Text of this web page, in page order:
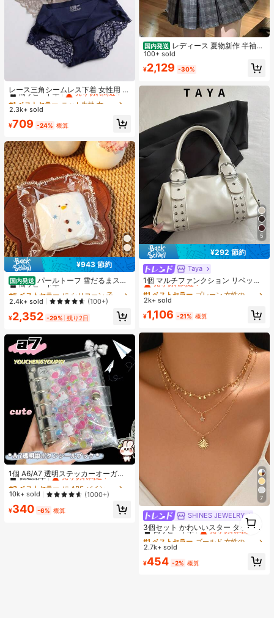
レース三角シームレス下着 女性用 3
枚入り ブレスアップ
高リピート率
売り切れ間近！
#1 ベストセラー
ニット生地 女性用ブリーフ
高リピート率
#1 ベストセラー
ニット生地 女性用ブリーフ
高リピート率
#1 ベストセラー
売り切れ間近！
2.3k+ sold
¥709 -24% 概算
¥943 節約
国内発送 パールトーフ 雪だるまスク
イーズ スフレ 水感スクイーズ ペン
ダントストレス解消玩具 すくいーず
おもちゃ 押して抑えつつあった感情
を解放 めろじょいスクイーズ、スク
イーズ>ミ ズ カン スクイ ー、 水系
んすくいーず、 スクイーズ>カピバ
ラ、 誕生日、 スクイーズ水感、 す
いかんすくいーず、高品質 すくいー
ずめろじょい
#5 ベストセラー
に シリコーン 子供用フィジェットトイ
高リピート率
#5 ベストセラー
高リピート率
#5 ベストセラー
高リピート率
#5 ベストセラー
に シリコーン 子供用フィジェットトイ
高リピート率
2.4k+ sold (100+)
¥2,352 -29% 残り2日
1個 A6/A7 透明ステッカーオーガナ
イザー、DIYステッカーブック、YO
UCHENGYOUPIN、PP素材透明イン
ナーページ交換用コア、大容量ポー
タブルステッカーブック、スクラッ
プブック、密閉本、ノート、新学期
#2 ベストセラー
低返品率
売り切れ間近！
#2 ベストセラー
低返品率
売り切れ間近！
#2 ベストセラー
低返品率
売り切れ間近！
#2 ベストセラー
低返品率
売り切れ間近！
10k+ sold (1000+)
¥340 -6% 概算
国内発送 レディース 夏物新作 半袖シ
ャツ ブラウス トップス 骨格ウェー
ブ チャイナ風 アジアン レトロモダ
ン シック 大人可愛い きれいめ カジ
着
100+ sold
¥2,129 -30%
5
¥292 節約
Taya
1個 マルチファンクション リベット
ハンドバッグ、ビンテージバイクス
タイル リベットデコレーション PU
ック アンダーアームバッグ、仕事、
通勤、デート、パーティー、音楽フ
ェスに適しています
#1 ベストセラー
売り切れ間近！
#1 ベストセラー
売り切れ間近！
#1 ベストセラー
売り切れ間近！
#1 ベストセラー
売り切れ間近！
2k+ sold
¥1,106 -21% 概算
7
SHINES JEWELRY
3個セット かわいいスター タッセル
ネックレス、ミニマリストゴールド
太陽ペンダントネックレス、日常
に適したファッションジュエリー、
#1 ベストセラー
ゴールド 女性のチェーンネックレス
高リピート率
売り切れ間近！
#1 ベストセラー
高リピート率
#1 ベストセラー
高リピート率
#1 ベストセラー
売り切れ間近！
2.7k+ sold
¥454 -2% 概算